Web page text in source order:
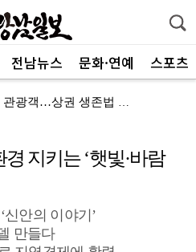
전남뉴스 문화·연예 스포츠
조직 179명 검거
달라진다
들…"갈 곳이 없다"
탐방로 지정
지키는 ‘햇빛·바람
안의 이야기’
만들다